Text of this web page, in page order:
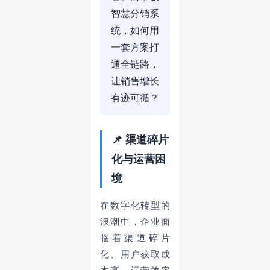
智慧分销系
统，如何用
一套方案打
通全链路，
让销售增长
有迹可循？
📌 渠道碎片
化与运营困
境
在数字化转型的
浪潮中，企业面
临着渠道碎片
化、用户获取成